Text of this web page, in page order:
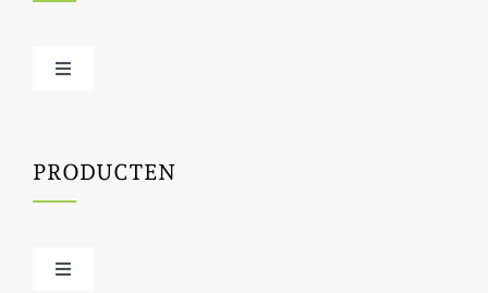
Toggle
Houtbewerking
Houtinfo
PRODUCTEN
Toggle